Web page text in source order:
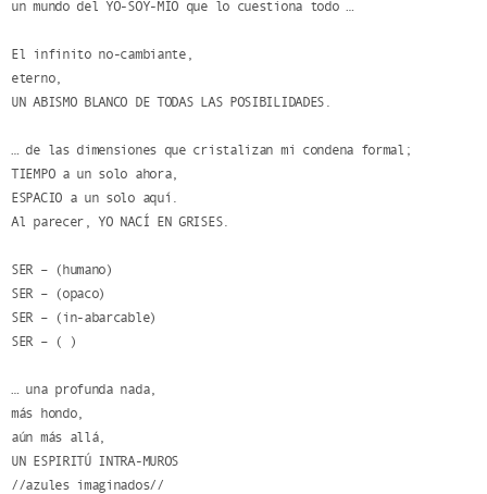
un mundo del YO-SOY-MÍO que lo cuestiona todo …
El infinito no-cambiante,
eterno,
UN ABISMO BLANCO DE TODAS LAS POSIBILIDADES.
… de las dimensiones que cristalizan mi condena formal;
TIEMPO a un solo ahora,
ESPACIO a un solo aquí.
Al parecer, YO NACÍ EN GRISES.
SER – (humano)
SER – (opaco)
SER – (in-abarcable)
SER – ( )
… una profunda nada,
más hondo,
aún más allá,
UN ESPIRITÚ INTRA-MUROS
//azules imaginados//